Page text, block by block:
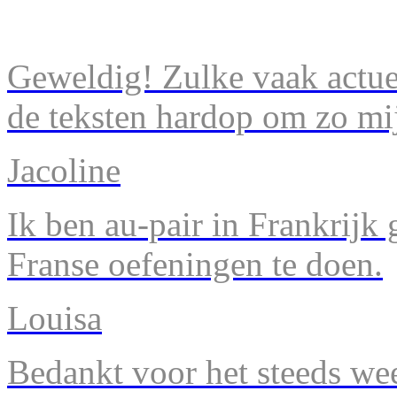
Geweldig! Zulke vaak
de teksten hardop om zo
Jacoline
Ik ben au-pair in Frankrijk
Franse oefeningen te doen.
Louisa
Bedankt voor het steeds